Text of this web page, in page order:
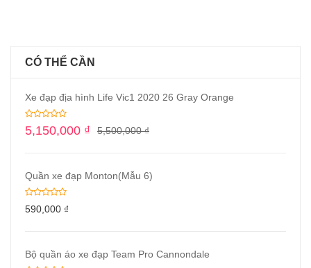
CÓ THỂ CẦN
Xe đạp địa hình Life Vic1 2020 26 Gray Orange
5,500,000₫
5,150,000 ₫
Quần xe đạp Monton(Mẫu 6)
590,000 ₫
Bộ quần áo xe đạp Team Pro Cannondale